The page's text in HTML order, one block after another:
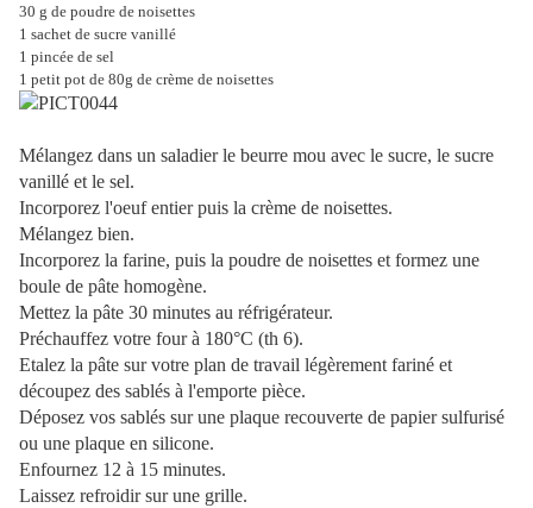
30 g de poudre de noisettes
1 sachet de sucre vanillé
1 pincée de sel
1 petit pot de 80g de crème de noisettes
Mélangez dans un saladier le beurre mou avec le sucre, le sucre
vanillé et le sel.
Incorporez l'oeuf entier puis la crème de noisettes.
Mélangez bien.
Incorporez la farine, puis la poudre de noisettes et formez une
boule de pâte homogène.
Mettez la pâte 30 minutes au réfrigérateur.
Préchauffez votre four à 180°C (th 6).
Etalez la pâte sur votre plan de travail légèrement fariné et
découpez des sablés à l'emporte pièce.
Déposez vos sablés sur une plaque recouverte de papier sulfurisé
ou une plaque en silicone.
Enfournez 12 à 15 minutes.
Laissez refroidir sur une grille.